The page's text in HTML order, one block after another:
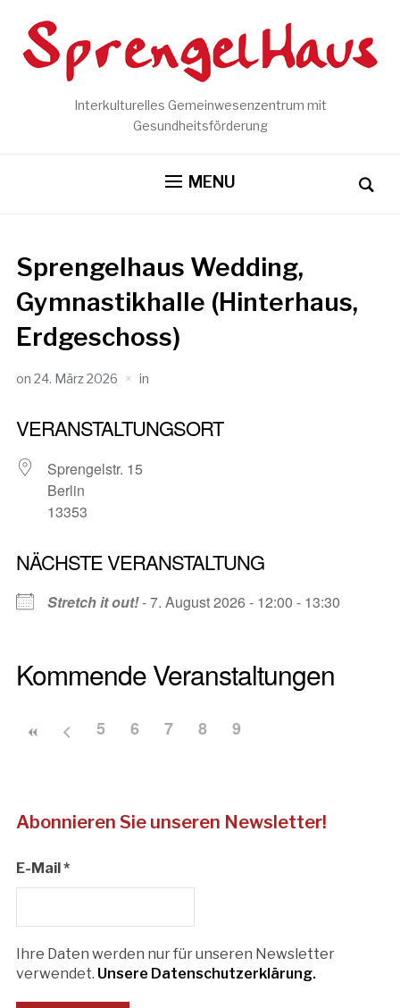
Interkulturelles Gemeinwesenzentrum mit
Gesundheitsförderung
MENU
Sprengelhaus Wedding,
Gymnastikhalle (Hinterhaus,
Erdgeschoss)
on 24. März 2026 in
VERANSTALTUNGSORT
Sprengelstr. 15
Berlin
13353
NÄCHSTE VERANSTALTUNG
Stretch it out!- 7. August 2026 - 12:00 - 13:30
Kommende Veranstaltungen
5 6 7 8 9
Abonnieren Sie unseren Newsletter!
E-Mail*
Ihre Daten werden nur für unseren Newsletter
verwendet. Unsere Datenschutzerklärung.